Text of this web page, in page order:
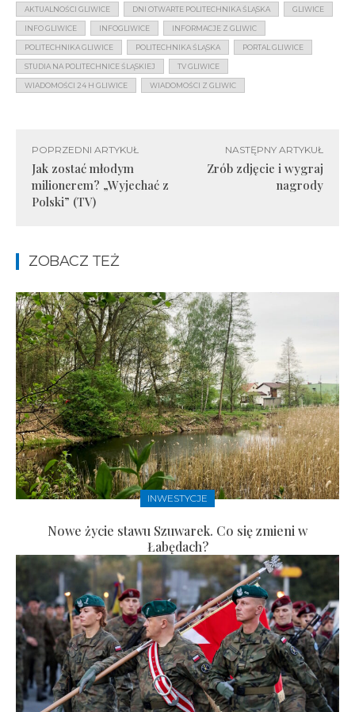
AKTUALNOŚCI GLIWICE DNI OTWARTE POLITECHNIKA ŚLĄSKA GLIWICE
INFO GLIWICE INFOGLIWICE INFORMACJE Z GLIWIC
POLITECHNIKA GLIWICE POLITECHNIKA ŚLĄSKA PORTAL GLIWICE
STUDIA NA POLITECHNICE ŚLĄSKIEJ TV GLIWICE
WIADOMOŚCI 24 H GLIWICE WIADOMOŚCI Z GLIWIC
POPRZEDNI ARTYKUŁ
Jak zostać młodym
milionerem? „Wyjechać z
Polski” (TV)
NASTĘPNY ARTYKUŁ
Zrób zdjęcie i wygraj
nagrody
ZOBACZ TEŻ
INWESTYCJE
Nowe życie stawu Szuwarek. Co się zmieni w
Łabędach?